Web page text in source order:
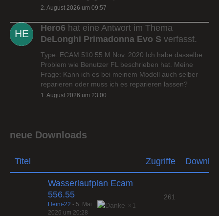
2. August 2026 um 09:57
Hero6 hat eine Antwort im Thema
DeLonghi Primadonna Evo S verfasst.
Type: ECAM 510.55.M Nov. 2020 Ich habe dasselbe
Problem wie Benutzer FL beschrieben hat. Meine
Frage: Kann ich es bei meinem Modell auch selber
reparieren oder muss ich es reparieren lassen?
1. August 2026 um 23:00
neue Downloads
Titel Zugriffe
Wasserlaufplan Ecam
556.55
1
Heini-22 - 5. Mai
2026 um 20:28
261